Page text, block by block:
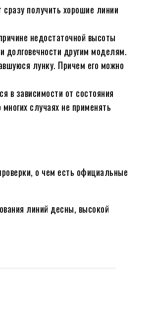
получить хорошие линии
недостаточной высоты
долговечности другим моделям.
лунку. Причем его можно
в зависимости от состояния
случаях не применять
о чем есть официальные
линий десны, высокой